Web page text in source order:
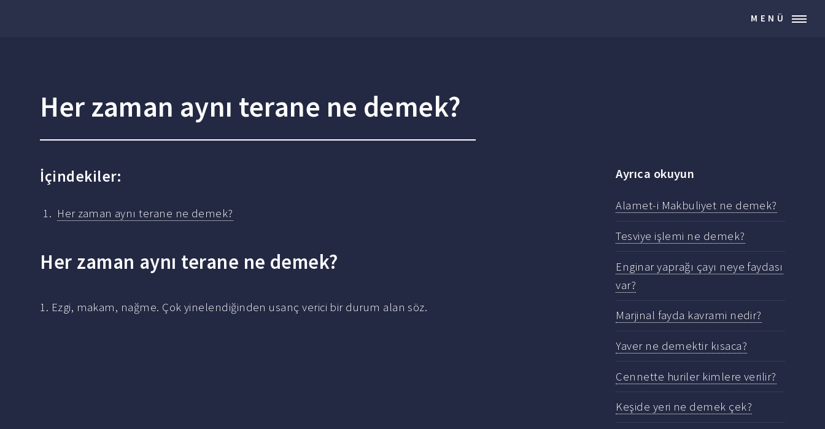
MENÜ
Her zaman aynı terane ne demek?
İçindekiler:
Her zaman aynı terane ne demek?
Her zaman aynı terane ne demek?
1. Ezgi, makam, nağme. Çok yinelendiğinden usanç verici bir durum alan söz.
Ayrıca okuyun
Alamet-i Makbuliyet ne demek?
Tesviye işlemi ne demek?
Enginar yaprağı çayı neye faydası
var?
Marjinal fayda kavrami nedir?
Yaver ne demektir kısaca?
Cennette huriler kimlere verilir?
Keşide yeri ne demek çek?